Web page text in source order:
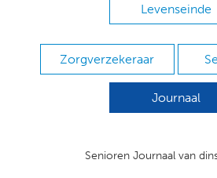
Levenseinde
Zorgverzekeraar
Journaal
Senioren Journaal van